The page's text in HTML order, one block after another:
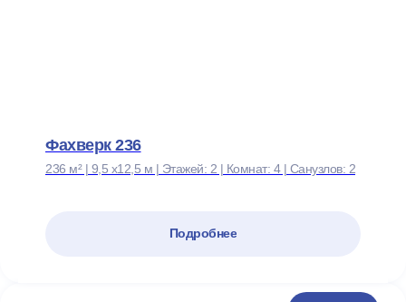
Фахверк 236
236 м² | 9,5 х12,5 м | Этажей: 2 | Комнат: 4 | Санузлов: 2
Подробнее